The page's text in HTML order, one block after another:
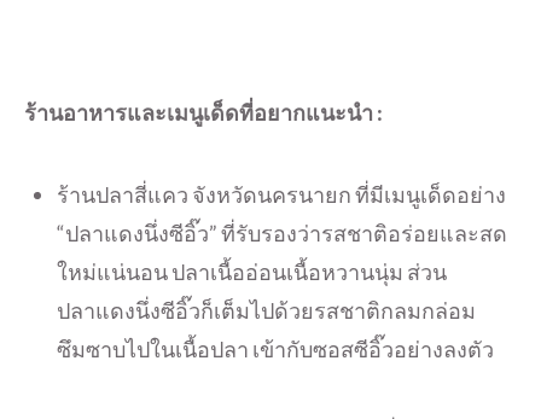
ร้านอาหารและเมนูเด็ดที่อยากแนะนำ :
ร้านปลาสี่แคว จังหวัดนครนายก ที่มีเมนูเด็ดอย่าง
“ปลาแดงนึ่งซีอิ๊ว” ที่รับรองว่ารสชาติอร่อยและสด
ใหม่แน่นอน ปลาเนื้ออ่อนเนื้อหวานนุ่ม ส่วน
ปลาแดงนึ่งซีอิ๊วก็เต็มไปด้วยรสชาติกลมกล่อม
ซึมซาบไปในเนื้อปลา เข้ากับซอสซีอิ๊วอย่างลงตัว